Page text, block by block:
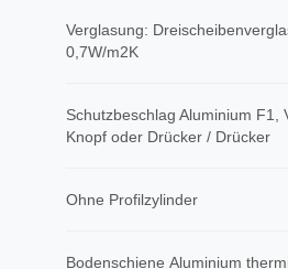
Verglasung:
0,7W/m2K
Schutzbeschlag Aluminium F1,
Knopf oder Drücker / Drücker
Ohne Profilzylinder
Bodenschiene Aluminium